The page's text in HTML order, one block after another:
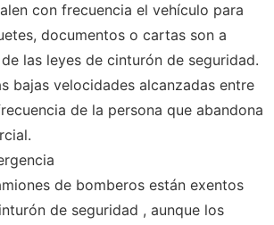
con frecuencia el vehículo para
documentos o cartas son a
las leyes de cinturón de seguridad.
bajas velocidades alcanzadas entre
de la persona que abandona
de bomberos están exentos
de seguridad , aunque los